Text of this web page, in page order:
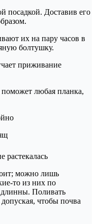
посадкой. Доставив его
их на пару часов в
болтушку.
приживание
любая планка,
растекалась
можно лишь
то из них по
Поливать
чтобы почва